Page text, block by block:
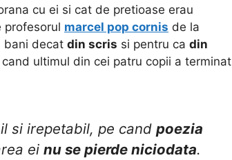
cu ei si cat de pretioase erau
profesorul marcel pop cornis de la
bani decat din scris si pentru ca din
cand ultimul din cei patru copii a terminat
si irepetabil, pe cand poezia
ei nu se pierde niciodata.